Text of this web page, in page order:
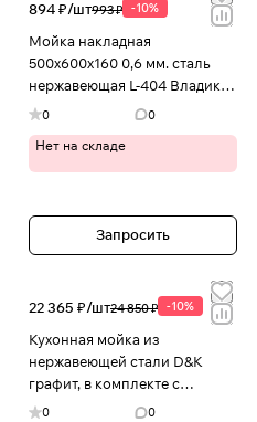
894 ₽/шт993 ₽ -10%
Мойка накладная
500х600х160 0,6 мм. сталь
нержавеющая L-404 Владикс
в Иваново
0 0
Нет на складе
Запросить
22 365 ₽/шт24 850 ₽ -10%
Кухонная мойка из
нержавеющей стали D&K
графит, в комплекте с
сифоном, корзиной,
0 0